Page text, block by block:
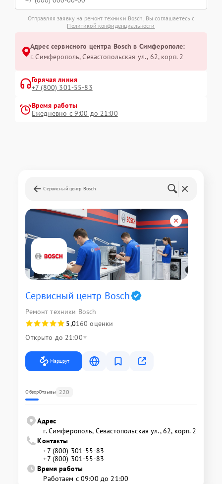
Отправляя заявку на ремонт техники Bosch, Вы соглашаетесь с
Политикой конфиденциальности
Адрес сервисного центра Bosch в Симферополе:
г. Симферополь, Севастопольская ул., 62, корп. 2
Горячая линия
+7 (800) 301-55-83
Время работы
Ежедневно с 9:00 до 21:00
Сервисный центр Bosch
Сервисный центр Bosch
Ремонт техники Bosch
5,0160 оценки
Открыто до 21:00
Маршрут
ОбзорОтзывы 220
Адрес
г. Симферополь, Севастопольская ул., 62, корп. 2
Контакты
+7 (800) 301-55-83
+7 (800) 301-55-83
Время работы
Работаем с 09:00 до 21:00